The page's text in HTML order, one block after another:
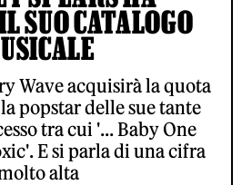
SUO CATALOGO
Wave acquisirà la quota
popstar delle sue tante
tra cui '... Baby One
E si parla di una cifra
alta